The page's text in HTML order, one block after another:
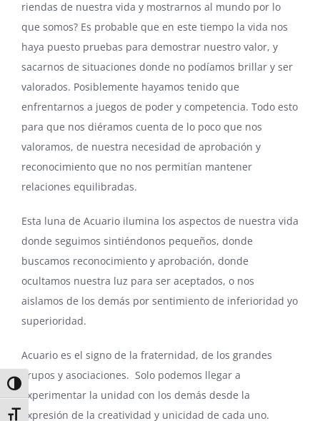
Alternar alto contraste
Alternar tamaño de letra
riendas de nuestra vida y mostrarnos al mundo por lo
que somos? Es probable que en este tiempo la vida nos
haya puesto pruebas para demostrar nuestro valor, y
sacarnos de situaciones donde no podíamos brillar y ser
valorados. Posiblemente hayamos tenido que
enfrentarnos a juegos de poder y competencia. Todo esto
para que nos diéramos cuenta de lo poco que nos
valoramos, de nuestra necesidad de aprobación y
reconocimiento que no nos permitían mantener
relaciones equilibradas.
Esta luna de Acuario ilumina los aspectos de nuestra vida
donde seguimos sintiéndonos pequeños, donde
buscamos reconocimiento y aprobación, donde
ocultamos nuestra luz para ser aceptados, o nos
aislamos de los demás por sentimiento de inferioridad yo
superioridad.
Acuario es el signo de la fraternidad, de los grandes
grupos y asociaciones. Solo podemos llegar a
experimentar la unidad con los demás desde la
expresión de la creatividad y unicidad de cada uno.